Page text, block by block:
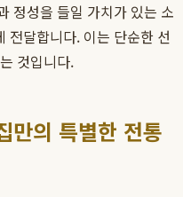
정성을 들일 가치가 있는 소
전달합니다. 이는 단순한 선
것입니다.
만의 특별한 전통